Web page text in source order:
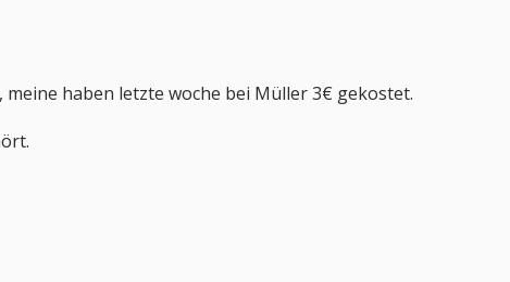
haben letzte woche bei Müller 3€ gekostet.